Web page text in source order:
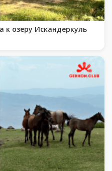
к озеру Искандеркуль